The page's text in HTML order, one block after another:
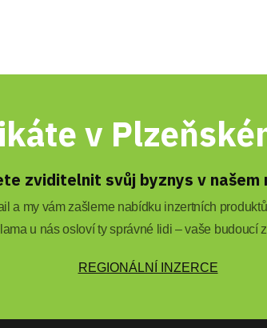
v
zviditelnit svůj byznys v našem
a my vám zašleme nabídku inzertních
u nás osloví ty správné lidi – vaše budoucí
REGIONÁLNÍ INZERCE